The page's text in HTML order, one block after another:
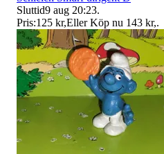
Sluttid9 aug 20:23.
Pris:125 kr,Eller Köp nu 143 kr,.